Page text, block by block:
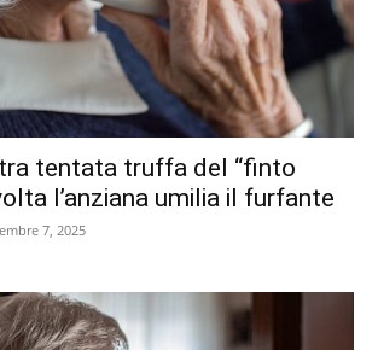
tentata truffa del “finto
l’anziana umilia il furfante
7, 2025